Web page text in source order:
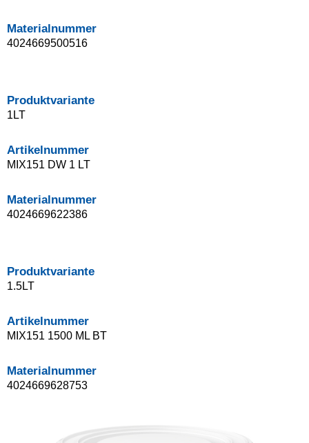
Materialnummer
4024669500516
Produktvariante
1LT
Artikelnummer
MIX151 DW 1 LT
Materialnummer
4024669622386
Produktvariante
1.5LT
Artikelnummer
MIX151 1500 ML BT
Materialnummer
4024669628753